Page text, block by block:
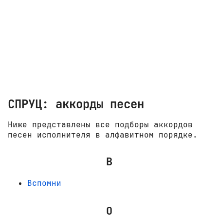
СПРУЦ: аккорды песен
Ниже представлены все подборы аккордов
песен исполнителя в алфавитном порядке.
В
Вспомни
О